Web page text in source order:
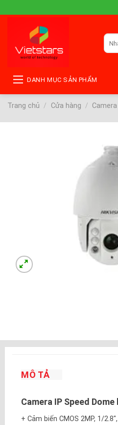
to
Tìm
DANH MỤC SẢN PHẨM
Trang chủ / Cửa hàng /
MÔ TẢ
Camera IP Speed
+ Cảm biến CMOS 2MP, 1/